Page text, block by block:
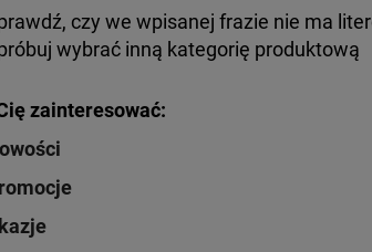
czy we wpisanej frazie nie ma
wybrać inną kategorię produktową
zainteresować: